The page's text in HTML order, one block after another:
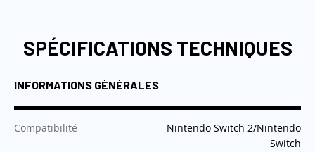
SPÉCIFICATIONS TECHNIQUES
INFORMATIONS GÉNÉRALES
Compatibilité :Nintendo Switch 2/Nintendo
Switch